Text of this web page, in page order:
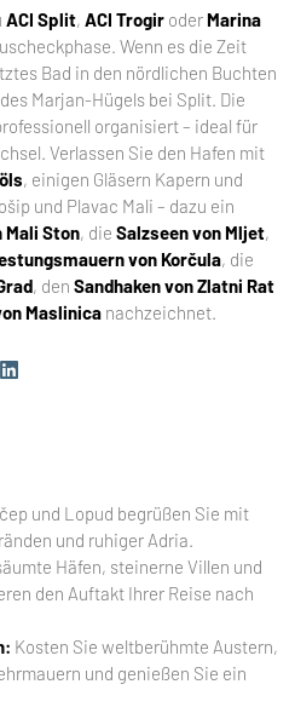
ACI Split, ACI Trogir oder Marina
Wenn es die Zeit
Bad in den nördlichen Buchten
Marjan-Hügels bei Split. Die
organisiert – ideal für
Verlassen Sie den Hafen mit
, einigen Gläsern Kapern und
und Plavac Mali – dazu ein
Mali Ston, die Salzseen von Mljet,
von Korčula, die
, den Sandhaken von Zlatni Rat
Maslinica nachzeichnet.
und Lopud begrüßen Sie mit
und ruhiger Adria.
Häfen, steinerne Villen und
den Auftakt Ihrer Reise nach
Kosten Sie weltberühmte Austern,
und genießen Sie ein